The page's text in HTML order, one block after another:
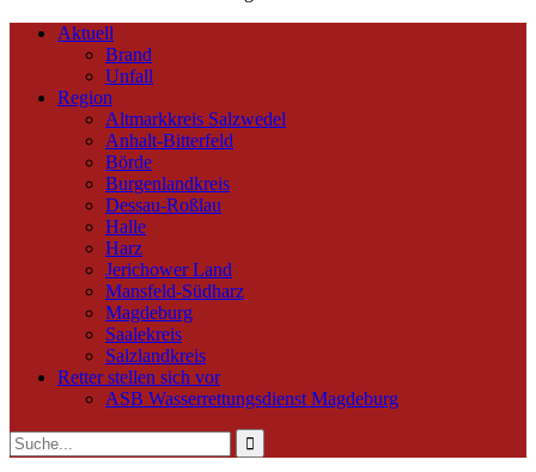
Aktuell
Brand
Unfall
Region
Altmarkkreis Salzwedel
Anhalt-Bitterfeld
Börde
Burgenlandkreis
Dessau-Roßlau
Halle
Harz
Jerichower Land
Mansfeld-Südharz
Magdeburg
Saalekreis
Salzlandkreis
Retter stellen sich vor
ASB Wasserrettungsdienst Magdeburg